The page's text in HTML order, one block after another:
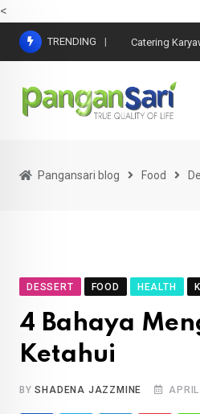
<
TRENDING Catering
Pangansari blog Food
DESSERT FOOD HEALTH
4 Bahaya
Ketahui
BYSHADENA JAZZMINE